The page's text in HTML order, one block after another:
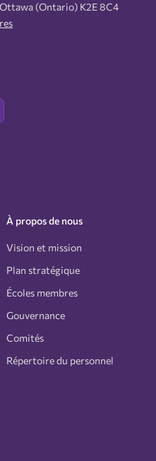
(Ontario) K2E 8C4
À propos de nous
Vision et mission
Plan stratégique
Écoles membres
Gouvernance
Comités
Répertoire du personnel